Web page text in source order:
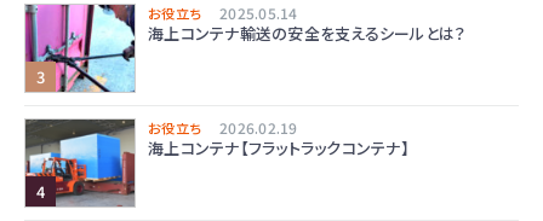
お役立ち 2025.05.14
海上コンテナ輸送の安全を支えるシールとは？
お役立ち 2026.02.19
海上コンテナ【フラットラックコンテナ】